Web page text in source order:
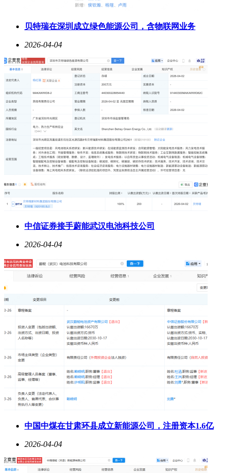
贝特瑞在深圳成立绿色能源公司，含物联网业务
2026-04-04
中信证券接手蔚能武汉电池科技公司
2026-04-04
中国中煤在甘肃环县成立新能源公司，注册资本1.6亿
2026-04-04